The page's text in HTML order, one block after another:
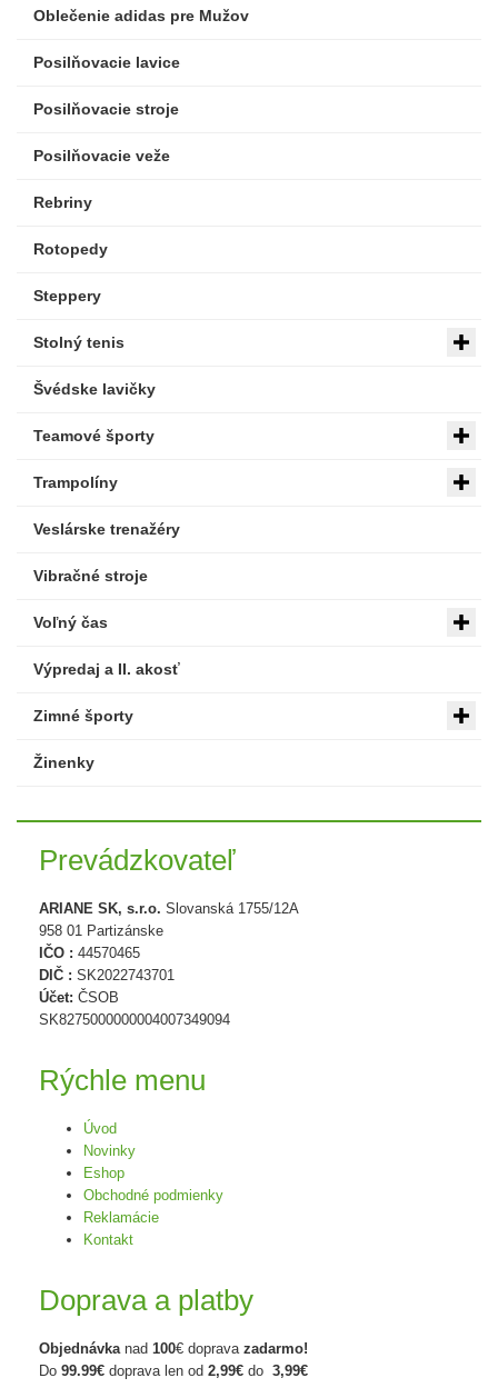
Oblečenie adidas pre Mužov
Posilňovacie lavice
Posilňovacie stroje
Posilňovacie veže
Rebriny
Rotopedy
Steppery
Stolný tenis
Švédske lavičky
Teamové športy
Trampolíny
Veslárske trenažéry
Vibračné stroje
Voľný čas
Výpredaj a II. akosť
Zimné športy
Žinenky
Prevádzkovateľ
ARIANE SK, s.r.o. Slovanská 1755/12A
958 01 Partizánske
IČO : 44570465
DIČ : SK2022743701
Účet: ČSOB
SK8275000000004007349094
Rýchle menu
Úvod
Novinky
Eshop
Obchodné podmienky
Reklamácie
Kontakt
Doprava a platby
Objednávkanad 100€ doprava zadarmo!
Do 99.99€ doprava len od 2,99€ do 3,99€